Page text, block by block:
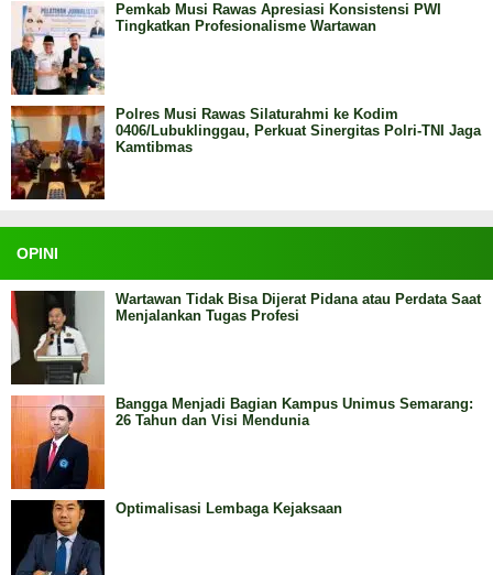
Pemkab Musi Rawas Apresiasi Konsistensi PWI
Tingkatkan Profesionalisme Wartawan
Polres Musi Rawas Silaturahmi ke Kodim
0406/Lubuklinggau, Perkuat Sinergitas Polri-TNI Jaga
Kamtibmas
OPINI
Wartawan Tidak Bisa Dijerat Pidana atau Perdata Saat
Menjalankan Tugas Profesi
Bangga Menjadi Bagian Kampus Unimus Semarang:
26 Tahun dan Visi Mendunia
Optimalisasi Lembaga Kejaksaan